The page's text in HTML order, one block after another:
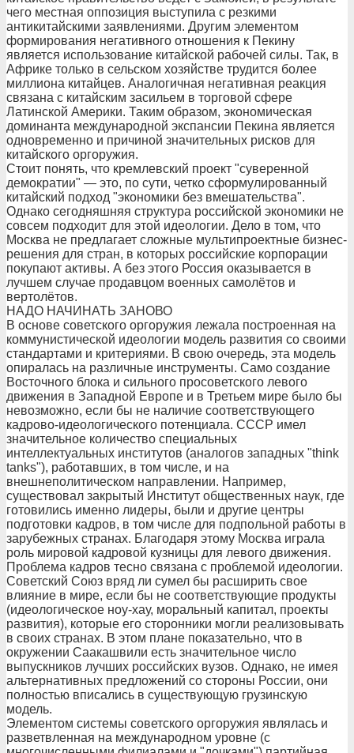
чего местная оппозиция выступила с резкими
антикитайскими заявлениями. Другим элементом
формирования негативного отношения к Пекину
является использование китайской рабочей силы. Так, в
Африке только в сельском хозяйстве трудится более
миллиона китайцев. Аналогичная негативная реакция
связана с китайским засильем в торговой сфере
Латинской Америки. Таким образом, экономическая
доминанта международной экспансии Пекина является
одновременно и причиной значительных рисков для
китайского оргоружия.
Стоит понять, что кремлевский проект "суверенной
демократии" — это, по сути, четко сформулированный
китайский подход "экономики без вмешательства".
Однако сегодняшняя структура российской экономики не
совсем подходит для этой идеологии. Дело в том, что
Москва не предлагает сложные мультипроектные бизнес-
решения для стран, в которых российские корпорации
покупают активы. А без этого Россия оказывается в
лучшем случае продавцом военных самолётов и
вертолётов.
НАДО НАЧИНАТЬ ЗАНОВО
В основе советского оргоружия лежала построенная на
коммунистической идеологии модель развития со своими
стандартами и критериями. В свою очередь, эта модель
опиралась на различные инструменты. Само создание
Восточного блока и сильного просоветского левого
движения в Западной Европе и в Третьем мире было бы
невозможно, если бы не наличие соответствующего
кадрово-идеологического потенциала. СССР имел
значительное количество специальных
интеллектуальных институтов (аналогов западных "think
tanks"), работавших, в том числе, и на
внешнеполитическом направлении. Например,
существовал закрытый Институт общественных наук, где
готовились именно лидеры, были и другие центры
подготовки кадров, в том числе для подпольной работы в
зарубежных странах. Благодаря этому Москва играла
роль мировой кадровой кузницы для левого движения.
Проблема кадров тесно связана с проблемой идеологии.
Советский Союз вряд ли сумел бы расширить свое
влияние в мире, если бы не соответствующие продукты
(идеологическое ноу-хау, моральный капитал, проекты
развития), которые его сторонники могли реализовывать
в своих странах. В этом плане показательно, что в
окружении Саакашвили есть значительное число
выпускников лучших российских вузов. Однако, не имея
альтернативных предложений со стороны России, они
полностью вписались в существующую грузинскую
модель.
Элементом системы советского оргоружия являлась и
разветвленная на международном уровне (с